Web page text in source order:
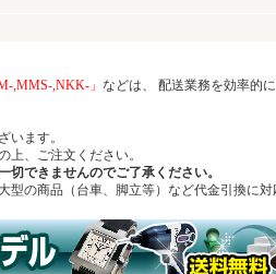
,MMS-,NKK-」 などは、 配送業務を効率的
ます。
、ご注文ください。
できませんのでご了承ください。
の商品（台車、脚立等）など代金引換に対